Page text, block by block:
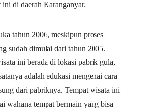
ini di daerah Karanganyar.
tahun 2006, meskipun proses
sudah dimulai dari tahun 2005.
ini berada di lokasi pabrik gula,
adalah edukasi mengenai cara
dari pabriknya. Tempat wisata ini
wahana tempat bermain yang bisa